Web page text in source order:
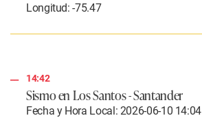
Longitud: -75.47
14:42
Sismo en Los Santos - Santander
Fecha y Hora Local: 2026-06-10 14:04